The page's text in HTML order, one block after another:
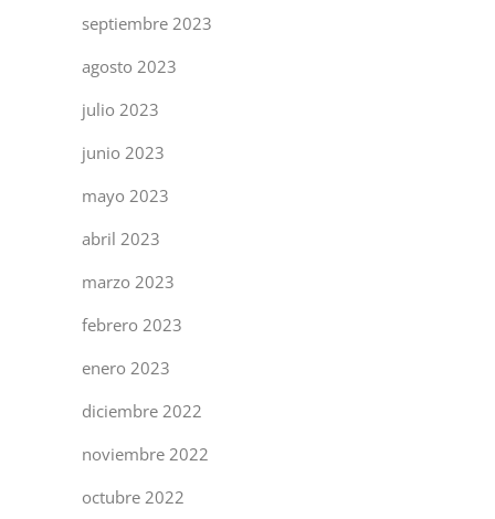
septiembre 2023
agosto 2023
julio 2023
junio 2023
mayo 2023
abril 2023
marzo 2023
febrero 2023
enero 2023
diciembre 2022
noviembre 2022
octubre 2022